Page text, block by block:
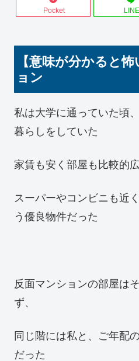
Pocket LINE
【意味が分かると
ョン
私は大学に通っていた頃
暮らしをしていた
家賃も安く部屋も比較的
スーパーやコンビニも近
う優良物件だった
反面マンションの部屋は
ず、
同じ階には私と、ご年配
だった